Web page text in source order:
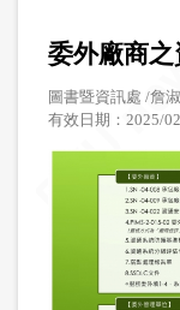
委外廠商
圖書暨資訊處 /詹
有效日期：2025/